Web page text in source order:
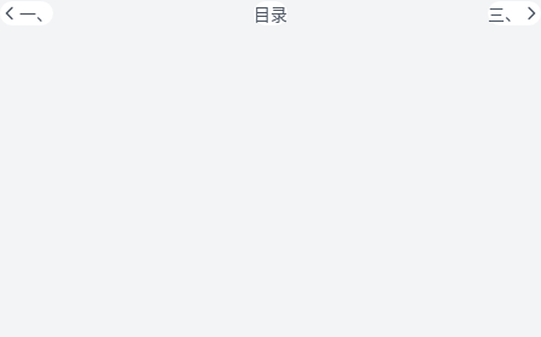
一、 目录 三、